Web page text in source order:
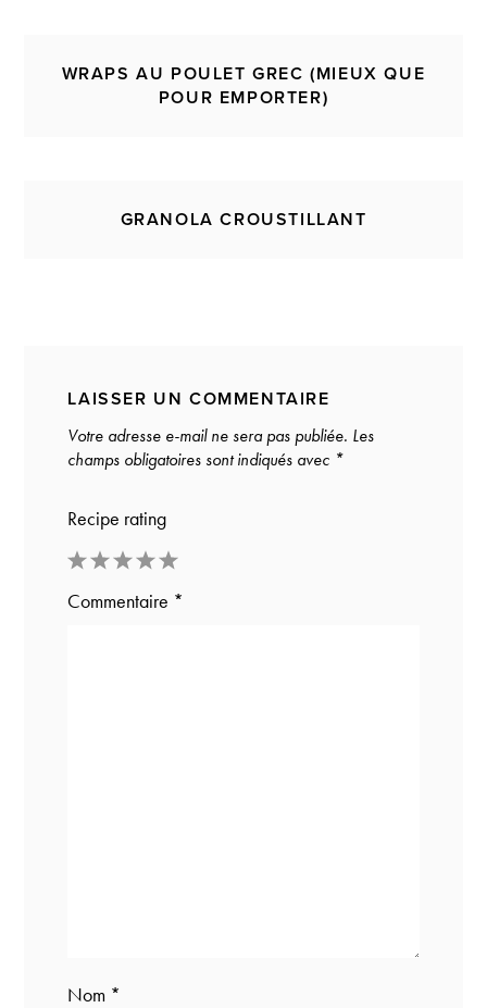
WRAPS AU POULET GREC (MIEUX QUE
POUR EMPORTER)
GRANOLA CROUSTILLANT
LAISSER UN COMMENTAIRE
Votre adresse e-mail ne sera pas publiée. Les
champs obligatoires sont indiqués avec *
Recipe rating
Stars
Stars
Stars
Stars
1
Star
Commentaire *
Nom *